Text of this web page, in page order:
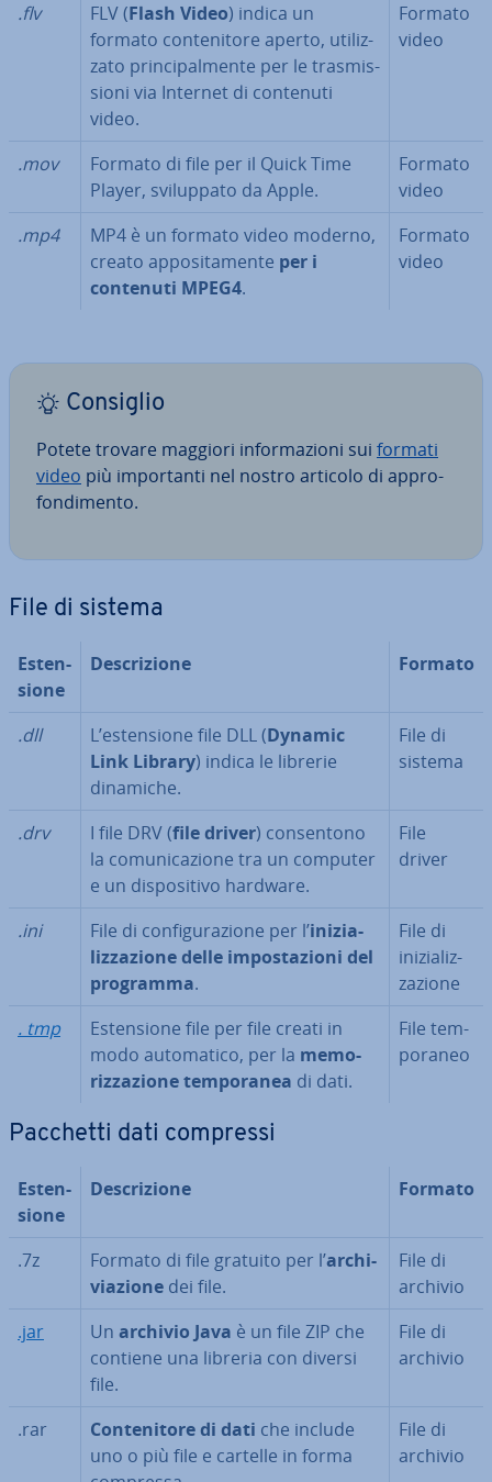
.flv FLV (Flash Video) indica un
formato con­te­ni­to­re aperto, uti­liz­
za­to prin­ci­pal­men­te per le tra­smis­
sio­ni via Internet di contenuti
video.
Formato
video
.mov
Formato di file per il Quick Time
Player, svi­lup­pa­to da Apple.
Formato
video
.mp4
MP4 è un formato video moderno,
creato ap­po­si­ta­men­te per i
contenuti MPEG4.
Formato
video
Consiglio
Potete trovare maggiori in­for­ma­zio­ni sui formati
video più im­por­tan­ti nel nostro articolo di ap­pro­
fon­di­men­to.
File di sistema
Esten­
sio­ne
De­scri­zio­ne Formato
.dll L’esten­sio­ne file DLL (Dynamic
Link Library) indica le librerie
dinamiche.
File di
sistema
.drv I file DRV (file driver) con­sen­to­no
la co­mu­ni­ca­zio­ne tra un computer
e un di­spo­si­ti­vo hardware.
File
driver
.ini File di con­fi­gu­ra­zio­ne per l’ini­zia­
liz­za­zio­ne delle im­po­sta­zio­ni del
programma.
File di
ini­zia­liz­
za­zio­ne
. tmp
Esten­sio­ne file per file creati in
modo au­to­ma­ti­co, per la me­mo­
riz­za­zio­ne tem­po­ra­nea di dati.
File tem­
po­ra­neo
Pacchetti dati compressi
Esten­
sio­ne
De­scri­zio­ne Formato
.7z Formato di file gratuito per l’ar­chi­
via­zio­ne dei file.
File di
archivio
.jar
Un archivio Java è un file ZIP che
contiene una libreria con diversi
file.
File di
archivio
.rar Con­te­ni­to­re di dati che include
uno o più file e cartelle in forma
File di
archivio